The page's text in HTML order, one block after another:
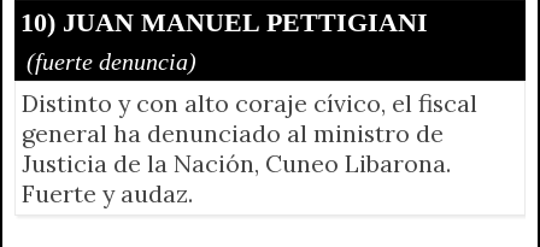
10) JUAN MANUEL PETTIGIANI
(fuerte denuncia)
Distinto y con alto coraje cívico, el fiscal
general ha denunciado al ministro de
Justicia de la Nación, Cuneo Libarona.
Fuerte y audaz.